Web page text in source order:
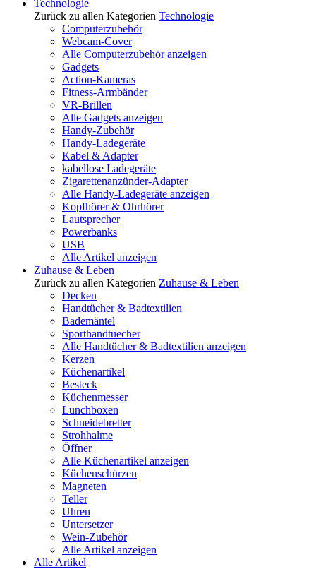
Technologie
Zurück zu allen Kategorien Technologie
Computerzubehör
Webcam-Cover
Alle Computerzubehör anzeigen
Gadgets
Action-Kameras
Fitness-Armbänder
VR-Brillen
Alle Gadgets anzeigen
Handy-Zubehör
Handy-Ladegeräte
Kabel & Adapter
kabellose Ladegeräte
Zigarettenanzünder-Adapter
Alle Handy-Ladegeräte anzeigen
Kopfhörer & Ohrhörer
Lautsprecher
Powerbanks
USB
Alle Artikel anzeigen
Zuhause & Leben
Zurück zu allen Kategorien Zuhause & Leben
Decken
Handtücher & Badtextilien
Bademäntel
Sporthandtuecher
Alle Handtücher & Badtextilien anzeigen
Kerzen
Küchenartikel
Besteck
Küchenmesser
Lunchboxen
Schneidebretter
Strohhalme
Öffner
Alle Küchenartikel anzeigen
Küchenschürzen
Magneten
Teller
Uhren
Untersetzer
Wein-Zubehör
Alle Artikel anzeigen
Alle Artikel